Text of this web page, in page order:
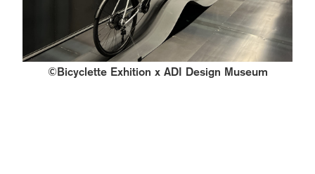
©Bicyclette Exhition x ADI Design Museum